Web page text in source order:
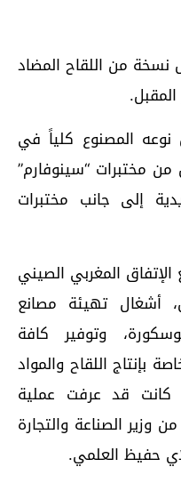
من اللقاح المضاد
المصنوع كلياً في
مختبرات “سينوفارم”
إلى جانب مختبرات
المغربي الصيني
أشغال تهيئة مصانع
وتوفير كافة
بإنتاج اللقاح والمواد
كانت قد عرفت عملية
الصناعة والتجارة
حفيظ العلمي.